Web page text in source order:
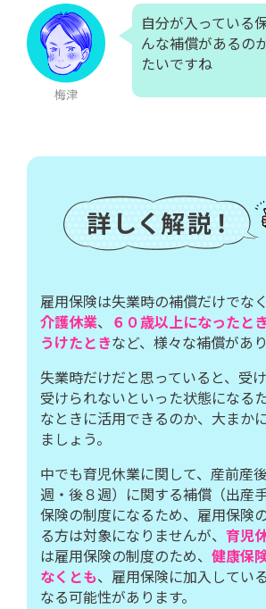
自分が入っている
んな補償があるの
たいですね
雇用保険は失業時の補償だけでなく
介護休業、 ６０歳以上になったとき
うけたときなど、様々な補償があり
失業時だけだと思っていると、受
受けられないといった状態になる
なときに活用できるのか、大まか
ましょう。
中でも育児休業に関して、産前産
週・後８週）に関する補償（出産
保険の制度になるため、雇用保険
る方は対象になりませんが、 育児
は雇用保険の制度のため、 健康保
なくとも、雇用保険に加入してい
なる可能性があります。